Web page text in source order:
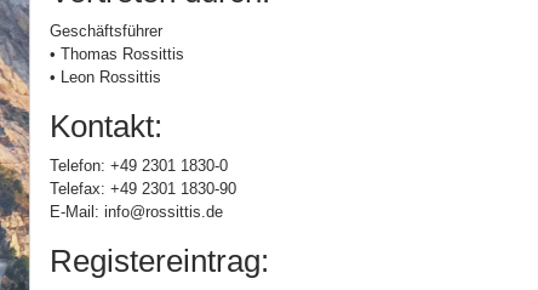
Geschäftsführer
• Thomas Rossittis
• Leon Rossittis
Kontakt:
Telefon: +49 2301 1830-0
Telefax: +49 2301 1830-90
E-Mail: info@rossittis.de
Registereintrag: